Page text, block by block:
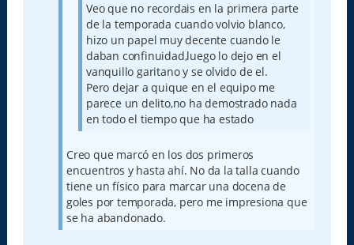
Veo que no recordais en la primera parte
de la temporada cuando volvio blanco,
hizo un papel muy decente cuando le
daban confinuidad,luego lo dejo en el
vanquillo garitano y se olvido de el.
Pero dejar a quique en el equipo me
parece un delito,no ha demostrado nada
en todo el tiempo que ha estado
Creo que marcó en los dos primeros
encuentros y hasta ahí. No da la talla cuando
tiene un físico para marcar una docena de
goles por temporada, pero me impresiona que
se ha abandonado.